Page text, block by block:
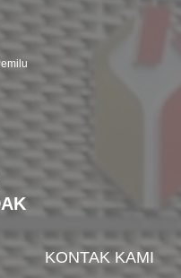
KONTAK KAMI